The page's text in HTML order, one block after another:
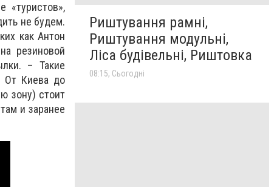
«туристов»,
не будем.
как Антон
резиновой
– Такие
От Киева до
зону) стоит
и заранее
Риштування рамні,
Риштування модульні,
Ліса будівельні, Риштовка
08:15, Сьогодні